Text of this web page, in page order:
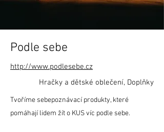
Podle sebe
http://www.podlesebe.cz
Hračky a dětské oblečení, Doplňky
Tvoříme sebepoznávací produkty, které
pomáhají lidem žít o KUS víc podle sebe.